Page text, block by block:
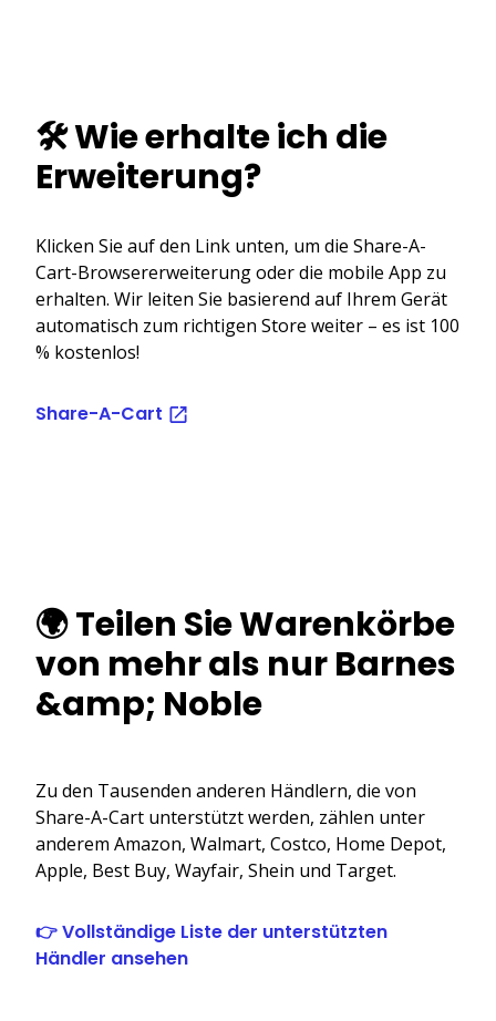
🛠️ Wie erhalte ich die
Erweiterung?
Klicken Sie auf den Link unten, um die Share-A-
Cart-Browsererweiterung oder die mobile App zu
erhalten. Wir leiten Sie basierend auf Ihrem Gerät
automatisch zum richtigen Store weiter – es ist 100
% kostenlos!
Share-A-Cart
🌍 Teilen Sie Warenkörbe
von mehr als nur Barnes
&amp; Noble
Zu den Tausenden anderen Händlern, die von
Share-A-Cart unterstützt werden, zählen unter
anderem Amazon, Walmart, Costco, Home Depot,
Apple, Best Buy, Wayfair, Shein und Target.
👉 Vollständige Liste der unterstützten
Händler ansehen